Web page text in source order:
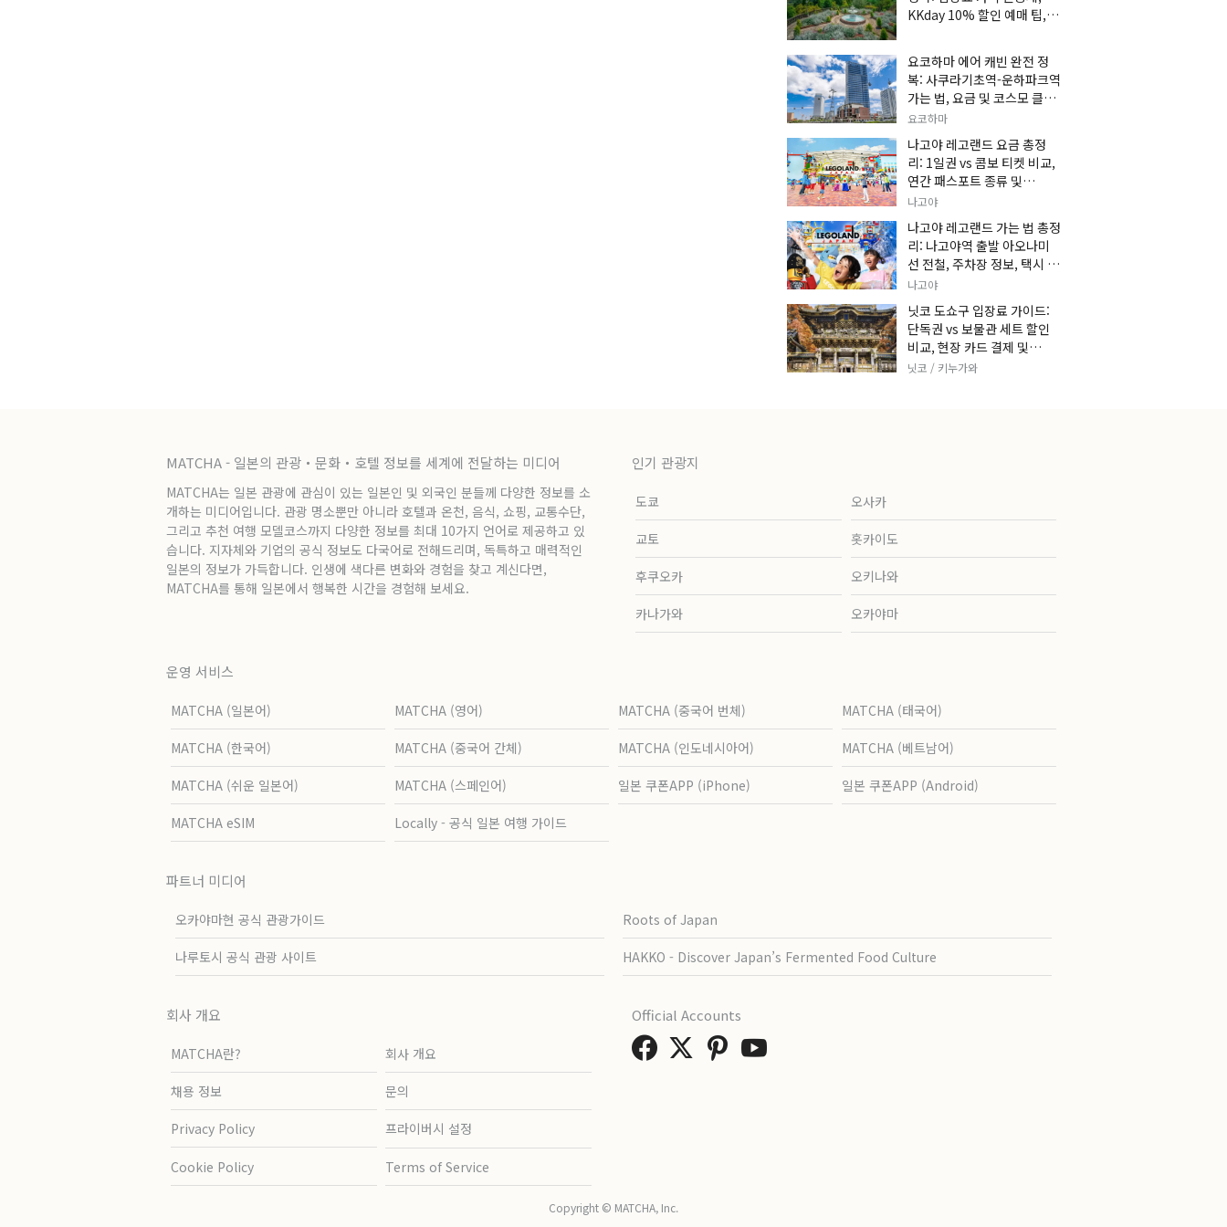
KKday 10% 할인 예매 팁, 쿠
요코하마 에어 캐빈 완전 정
복: 사쿠라기초역-운하파크역
가는 법, 요금 및 코스모 클락
세트권 할인, 추천 관광 코스
총정리
요코하마
나고야 레고랜드 요금 총정
리: 1일권 vs 콤보 티켓 비교,
연간 패스포트 종류 및
KKday 온라인 사전 할인 예
매 팁
나고야
나고야 레고랜드 가는 법 총정
리: 나고야역 출발 아오나미
선 전철, 주차장 정보, 택시 요
금 및 입장권 예약 팁
나고야
닛코 도쇼구 입장료 가이드:
단독권 vs 보물관 세트 할인
비교, 현장 카드 결제 및
KKday 사전 예매 팁
닛코 / 키누가와
MATCHA - 일본의 관광・문화・호텔 정보를 세계에 전달하는 미디어
MATCHA는 일본 관광에 관심이 있는 일본인 및 외국인 분들께 다양한 정보를 소
개하는 미디어입니다. 관광 명소뿐만 아니라 호텔과 온천, 음식, 쇼핑, 교통수단,
그리고 추천 여행 모델코스까지 다양한 정보를 최대 10가지 언어로 제공하고 있
습니다. 지자체와 기업의 공식 정보도 다국어로 전해드리며, 독특하고 매력적인
일본의 정보가 가득합니다. 인생에 색다른 변화와 경험을 찾고 계신다면,
MATCHA를 통해 일본에서 행복한 시간을 경험해 보세요.
인기 관광지
도쿄 오사카
교토 홋카이도
후쿠오카 오키나와
카나가와 오카야마
운영 서비스
MATCHA (일본어) MATCHA (영어) MATCHA (중국어 번체) MATCHA (태국어)
MATCHA (한국어) MATCHA (중국어 간체) MATCHA (인도네시아어) MATCHA (베트남어)
MATCHA (쉬운 일본어) MATCHA (스페인어) 일본 쿠폰APP (iPhone) 일본 쿠폰APP (Android)
MATCHA eSIM Locally - 공식 일본 여행 가이드
파트너 미디어
오카야마현 공식 관광가이드 Roots of Japan
나루토시 공식 관광 사이트 HAKKO - Discover Japan’s Fermented Food Culture
회사 개요
MATCHA란? 회사 개요
채용 정보 문의
Privacy Policy 프라이버시 설정
Cookie Policy Terms of Service
Official Accounts
Copyright © MATCHA, Inc.